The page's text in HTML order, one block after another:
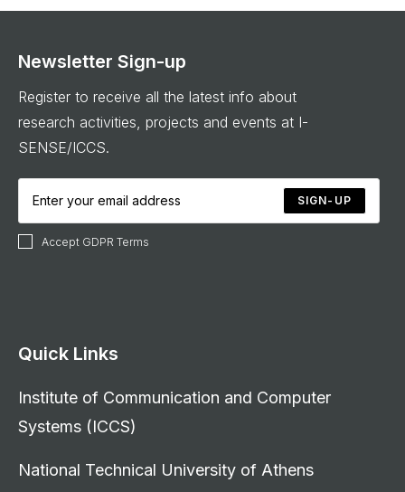
Newsletter Sign-up
Register to receive all the latest info about
research activities, projects and events at I-
SENSE/ICCS.
SIGN-UP
Accept GDPR Terms
Quick Links
Institute of Communication and Computer
Systems (ICCS)
National Technical University of Athens